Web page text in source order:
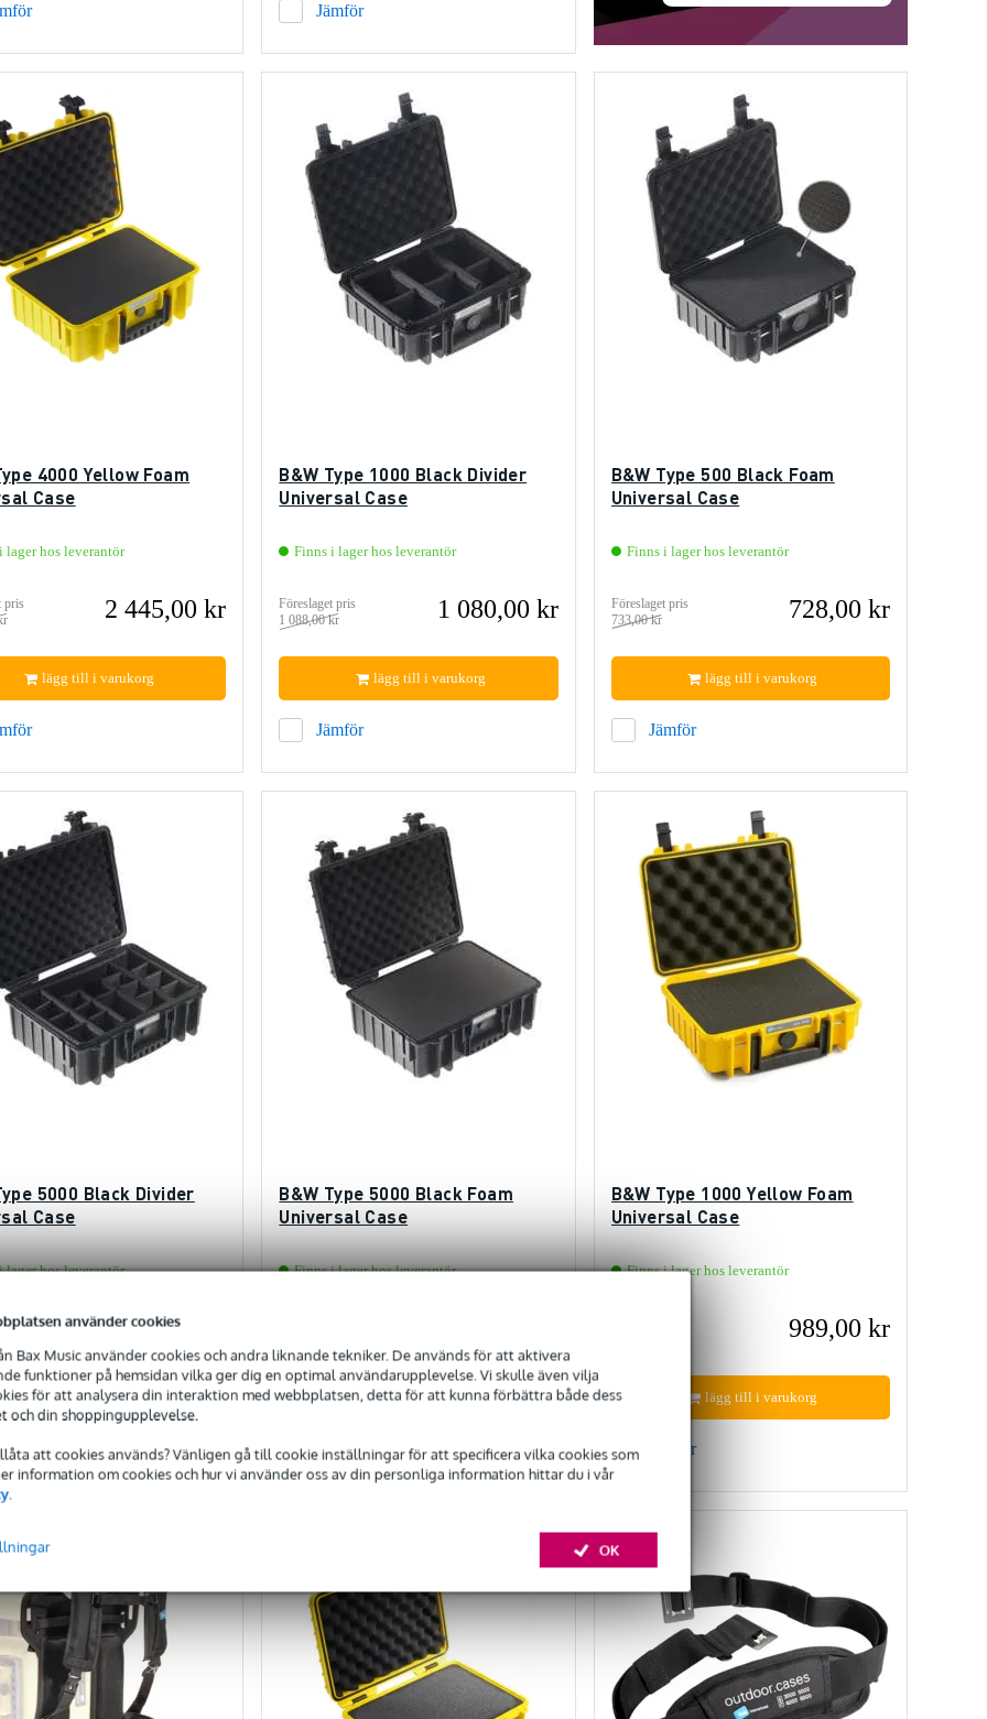
använder cookies
Bax Music använder cookies och andra liknande tekniker. De används för att aktivera
funktioner på hemsidan vilka ger dig en optimal användarupplevelse. Vi skulle även vilja
för att analysera din interaktion med webbplatsen, detta för att kunna förbättra både dess
och din shoppingupplevelse.
att cookies används? Vänligen gå till cookie inställningar för att specificera vilka cookies som
information om cookies och hur vi använder oss av din personliga information hittar du i vår
.
OK
Jämför
4000 Yellow Foam
Case
lager hos leverantör
pris
2 445,00 kr
lägg till i varukorg
B&W Type 1000 Black Divider
Universal Case
Finns i lager hos leverantör
Föreslaget pris
1 088,00 kr
1 080,00 kr
Jämför
lägg till i varukorg
B&W Type 500 Black Foam
Universal Case
Finns i lager hos leverantör
Föreslaget pris
733,00 kr
728,00 kr
Jämför
lägg till i varukorg
5000 Black Divider
Case
lager hos leverantör
pris
3 616,00 kr
lägg till i varukorg
B&W Type 5000 Black Foam
Universal Case
Finns i lager hos leverantör
Jämför
lägg till i varukorg
B&W Type 1000 Yellow Foam
Universal Case
Finns i lager hos leverantör
989,00 kr
Jämför
lägg till i varukorg